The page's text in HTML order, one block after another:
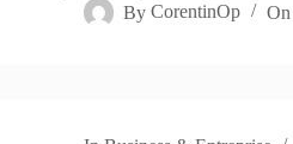
By CorentinOp On